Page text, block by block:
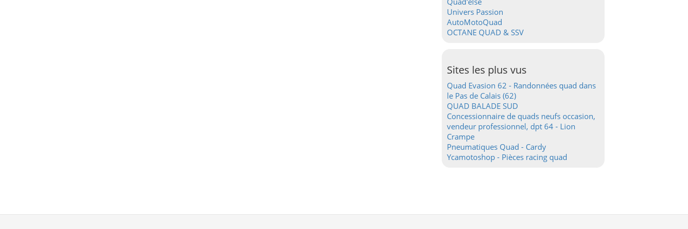
Univers Passion
AutoMotoQuad
OCTANE QUAD & SSV
Sites les plus vus
Quad Evasion 62 - Randonnées quad dans
le Pas de Calais (62)
QUAD BALADE SUD
Concessionnaire de quads neufs occasion,
vendeur professionnel, dpt 64 - Lion
Crampe
Pneumatiques Quad - Cardy
Ycamotoshop - Pièces racing quad